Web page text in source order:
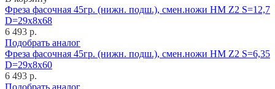
Фреза фасочная 45гр. (нижн. подш.), смен.ножи HM Z2 S=12,7
D=29x8x68
6 493 р.
Подобрать аналог
Фреза фасочная 45гр. (нижн. подш.), смен.ножи HM Z2 S=6,35
D=29x8x60
6 493 р.
Подобрать аналог